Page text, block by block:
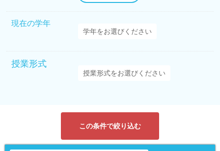
現在の学年
授業形式
この条件で絞り込む